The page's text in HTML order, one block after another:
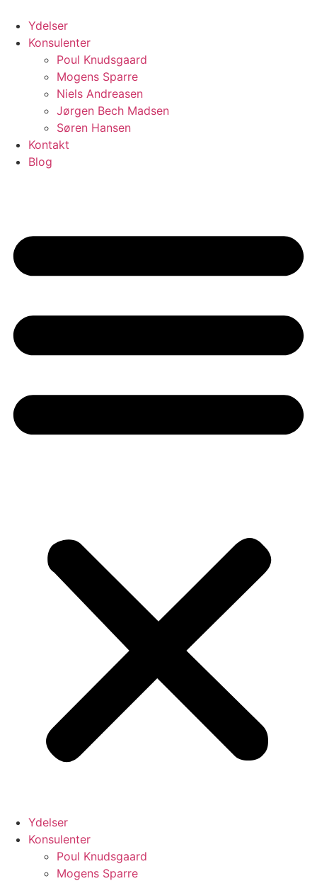
indhold
Ydelser
Konsulenter
Poul Knudsgaard
Mogens Sparre
Niels Andreasen
Jørgen Bech Madsen
Søren Hansen
Kontakt
Blog
Ydelser
Konsulenter
Poul Knudsgaard
Mogens Sparre